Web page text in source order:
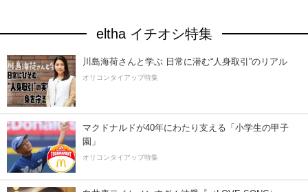
eltha イチオシ特集
川島海荷さんと学ぶ 日常に潜む“人身取引”のリアル
オリコンタイアップ特集
マクドナルドが40年にわたり支える「小学生の甲子
園」
オリコンタイアップ特集